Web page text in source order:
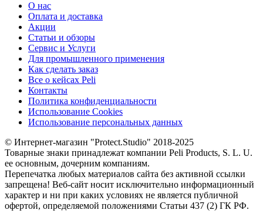
О нас
Оплата и доставка
Акции
Статьи и обзоры
Сервис и Услуги
Для промышленного применения
Как сделать заказ
Все о кейсах Peli
Контакты
Политика конфиденциальности
Использование Cookies
Использование персональных данных
© Интернет-магазин "Protect.Studio" 2018-2025
Товарные знаки принадлежат компании Peli Products, S. L. U.
ее основным, дочерним компаниям.
Перепечатка любых материалов сайта без активной ссылки
запрещена! Веб-сайт носит исключительно информационный
характер и ни при каких условиях не является публичной
офертой, определяемой положениями Статьи 437 (2) ГК РФ.